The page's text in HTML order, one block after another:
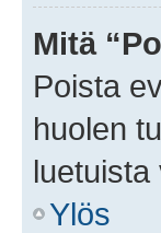
Mitä
Poista
huolen
luetuista
Ylös